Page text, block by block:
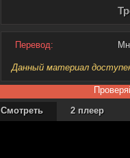
Перевод:
Данный материал
Смотреть
2 плеер